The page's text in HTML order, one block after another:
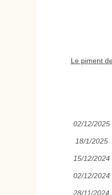
Le piment
02/12/2025
18/1/2025
15/12/2024
02/12/2024
28/11/2024